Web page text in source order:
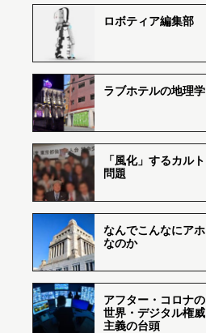
ロボティア編集部
ラブホテルの地理学
「風化」するカルト
問題
なんでこんなにアホ
なのか
アフター・コロナの
世界・デジタル権威
主義の台頭